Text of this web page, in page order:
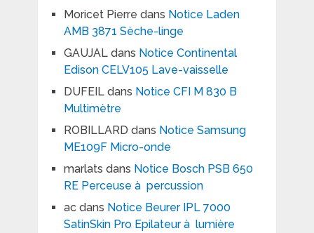
Moricet Pierre dans Notice Laden
AMB 3871 Sèche-linge
GAUJALdans Notice Continental
Edison CELV105 Lave-vaisselle
DUFEILdans Notice CFI M 830 B
Multimètre
ROBILLARD dans Notice Samsung
ME109F Micro-onde
marlats dans Notice Bosch PSB 650
RE Perceuse à percussion
acdans Notice Beurer IPL 7000
SatinSkin Pro Epilateur à lumière